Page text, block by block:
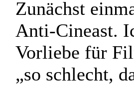
Zunächst
Anti-Cineast.
Vorliebe für
„so schlecht,